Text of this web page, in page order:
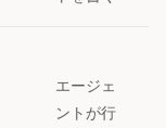
エージェ
ントが行